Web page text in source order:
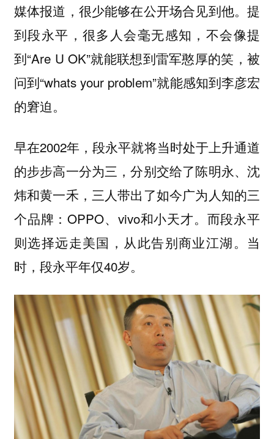
媒体报道，很少能够在公开场合见到他。提
到段永平，很多人会毫无感知，不会像提
到“Are U OK”就能联想到雷军憨厚的笑，被
问到“whats your problem”就能感知到李彦宏
的窘迫。
早在2002年，段永平就将当时处于上升通道
的步步高一分为三，分别交给了陈明永、沈
炜和黄一禾，三人带出了如今广为人知的三
个品牌：OPPO、vivo和小天才。而段永平
则选择远走美国，从此告别商业江湖。当
时，段永平年仅40岁。